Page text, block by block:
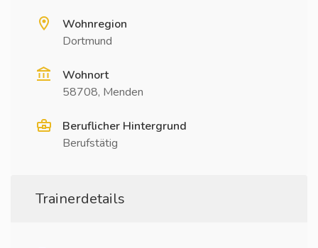
Wohnregion
Dortmund
Wohnort
58708, Menden
Beruflicher Hintergrund
Berufstätig
Trainerdetails